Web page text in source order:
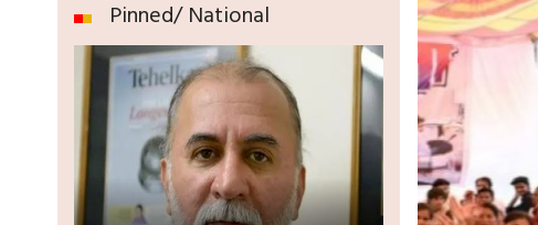
Pinned/ National